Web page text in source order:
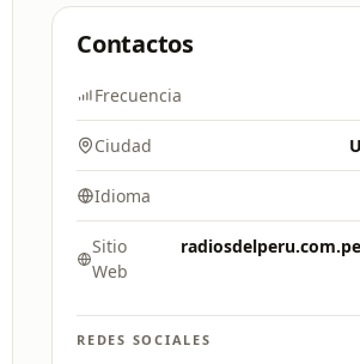
Contactos
Frecuencia
Ciudad
Idioma
Sitio
Web
REDES SOCIALES